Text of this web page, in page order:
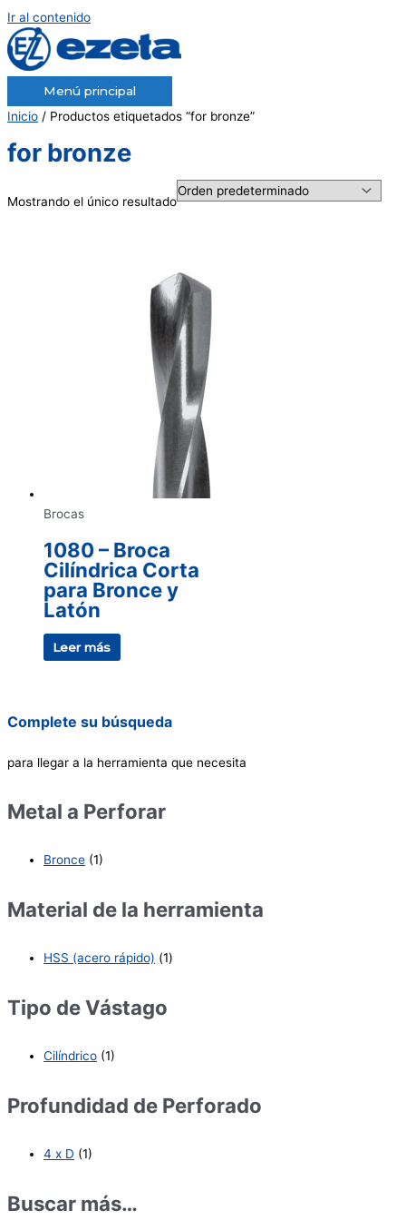
Ir al contenido
Menú principal
Inicio / Productos etiquetados “for bronze”
for bronze
Mostrando el único resultado
Brocas
1080 – Broca
Cilíndrica Corta
para Bronce y
Latón
Leer más
Complete su búsqueda
para llegar a la herramienta que necesita
Metal a Perforar
Bronce (1)
Material de la herramienta
HSS (acero rápido) (1)
Tipo de Vástago
Cilíndrico (1)
Profundidad de Perforado
4 x D (1)
Buscar más…